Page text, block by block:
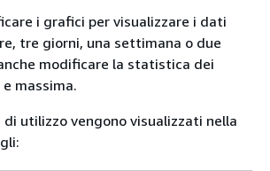
i grafici per visualizzare i dati
tre giorni, una settimana o due
modificare la statistica dei
massima.
utilizzo vengono visualizzati nella